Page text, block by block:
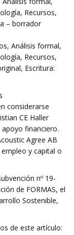
Recursos,
– borrador
Análisis formal,
Recursos,
Escritura:
considerarse
CE Haller
financiero.
Agree AB
y capital o
nº 19-
de FORMAS, el
Sostenible,
de este artículo: